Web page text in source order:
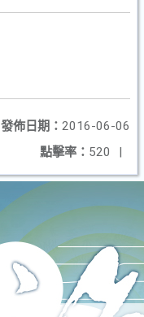
發佈日期： 2016-06-06
點擊率： 520 |